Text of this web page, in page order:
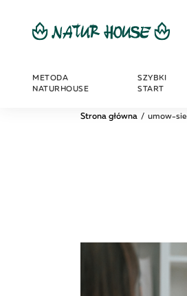
METODA
NATURHOUSE
SZYBKI
START
Strona główna umow-sie